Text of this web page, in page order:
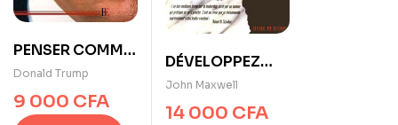
PENSER COMME
UN CHAMPION
Donald Trump
9 000 CFA
DÉVELOPPEZ
VOTRE
LEADERSHIP
John Maxwell
14 000 CFA